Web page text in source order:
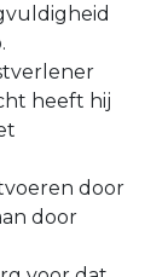
heeft hij
door
door